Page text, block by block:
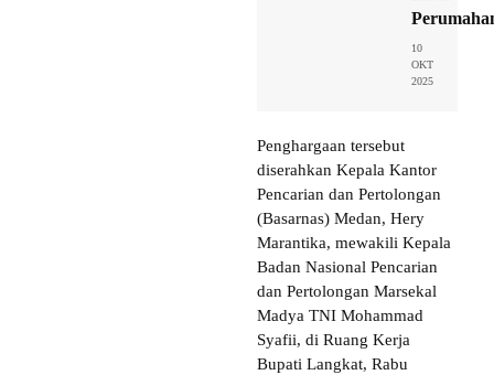
10
OKT
2025
Penghargaan tersebut
diserahkan Kepala Kantor
Pencarian dan Pertolongan
(Basarnas) Medan, Hery
Marantika, mewakili Kepala
Badan Nasional Pencarian
dan Pertolongan Marsekal
Madya TNI Mohammad
Syafii, di Ruang Kerja
Bupati Langkat, Rabu